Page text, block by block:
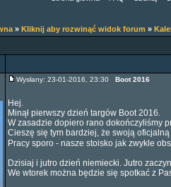
» Kliknij aby rozwinąć widok forum »
Wysłany: 23-01-2016, 23:30 Boot 2016
Hej.
Minął pierwszy dzień targów Boot 2016.
W zasadzie dopiero rano dokończyliśmy
Cieszę się tym bardziej, że swoją
Pracy sporo - nasze stoisko jak zwykle
Dzisiaj i jutro dzień niemiecki. Jutro
We wtorek można będzie się spotkać z